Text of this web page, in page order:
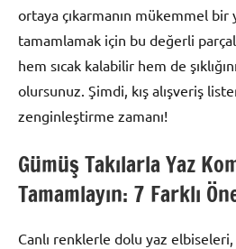
ortaya çıkarmanın mükemmel
tamamlamak için bu değerli
hem sıcak kalabilir hem de
olursunuz. Şimdi, kış alışveriş
zenginleştirme zamanı!
Gümüş Takılarla Yaz
Tamamlayın: 7 Farklı
Canlı renklerle dolu yaz